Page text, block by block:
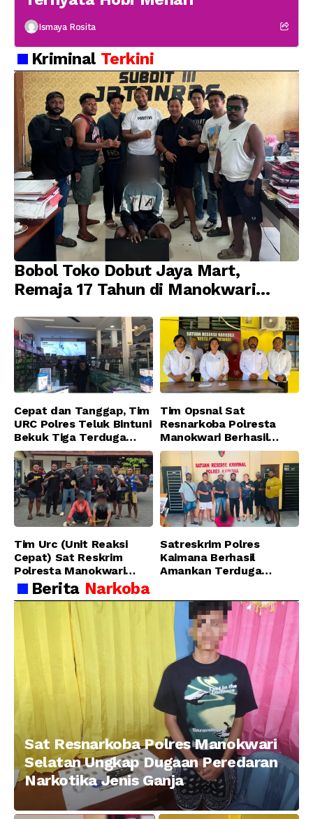
Ismaya Rosita
Kriminal Terkini
Bobol Toko Dobut Jaya Mart,
Remaja 17 Tahun di Manokwari
Jatanras Polda Papua Barat
Cepat dan Tanggap, Tim
URC Polres Teluk Bintuni
Bekuk Tiga Terduga
Pelaku Pencurian di SMA
Sanawesen
Tim Opsnal Sat
Resnarkoba Polresta
Manokwari Berhasil
Ungkap Kasus Tindak
Pidana Narkotika
Golongan I Jenis Shabu
di SP 4 Distrik Prafi kab.
Manokwari
Tim Urc (Unit Reaksi
Cepat) Sat Reskrim
Polresta Manokwari
Berhasil Tangkap 2
Pelaku Pengeroyokan di
Taman Ria kab.
Manokwari
Satreskrim Polres
Kaimana Berhasil
Amankan Terduga
Menggunakan Senjata
Tajam
Berita Narkoba
Sat Resnarkoba Polres Manokwari
Selatan Ungkap Dugaan Peredaran
Narkotika Jenis Ganja